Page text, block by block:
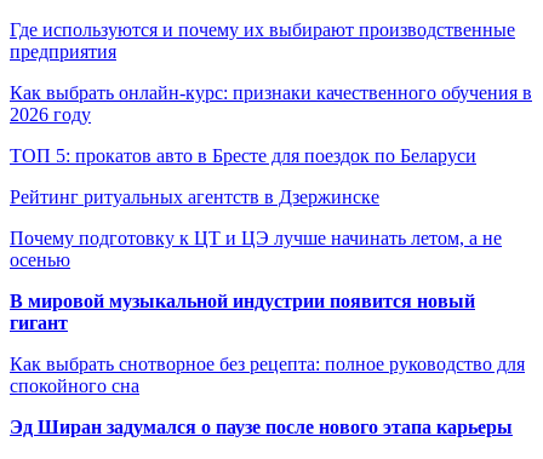
Где используются и почему их выбирают производственные
предприятия
Как выбрать онлайн-курс: признаки качественного обучения в
2026 году
ТОП 5: прокатов авто в Бресте для поездок по Беларуси
Рейтинг ритуальных агентств в Дзержинске
Почему подготовку к ЦТ и ЦЭ лучше начинать летом, а не
осенью
В мировой музыкальной индустрии появится новый
гигант
Как выбрать снотворное без рецепта: полное руководство для
спокойного сна
Эд Ширан задумался о паузе после нового этапа карьеры